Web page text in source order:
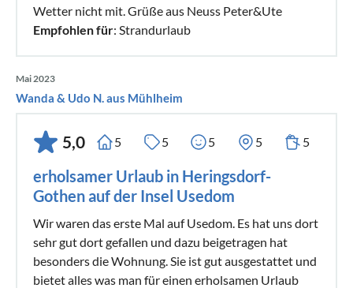
Wetter nicht mit. Grüße aus Neuss Peter&Ute
Empfohlen für: Strandurlaub
Mai 2023
Wanda & Udo N. aus Mühlheim
5,0 5 5 5 5 5
erholsamer Urlaub in Heringsdorf-
Gothen auf der Insel Usedom
Wir waren das erste Mal auf Usedom. Es hat uns dort
sehr gut dort gefallen und dazu beigetragen hat
besonders die Wohnung. Sie ist gut ausgestattet und
bietet alles was man für einen erholsamen Urlaub